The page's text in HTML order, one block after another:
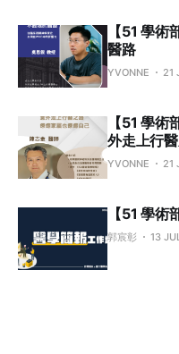
【51 學
醫路
YVONNE 21
【51 學
外走上行
YVONNE 21
【51 學
郭宸彰 13